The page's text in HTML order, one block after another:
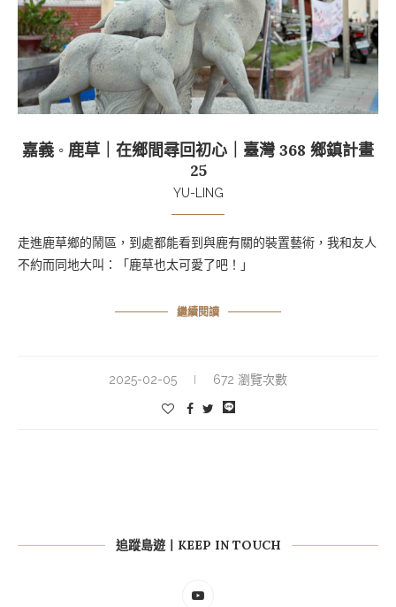
嘉義 ◦ 鹿草｜在鄉間尋回初心｜臺灣 368 鄉鎮計畫
25
YU-LING
走進鹿草鄉的鬧區，到處都能看到與鹿有關的裝置藝術，我和友人
不約而同地大叫：「鹿草也太可愛了吧！」
繼續閱讀
2025-02-05 672 瀏覽次數
追蹤島遊丨KEEP IN TOUCH